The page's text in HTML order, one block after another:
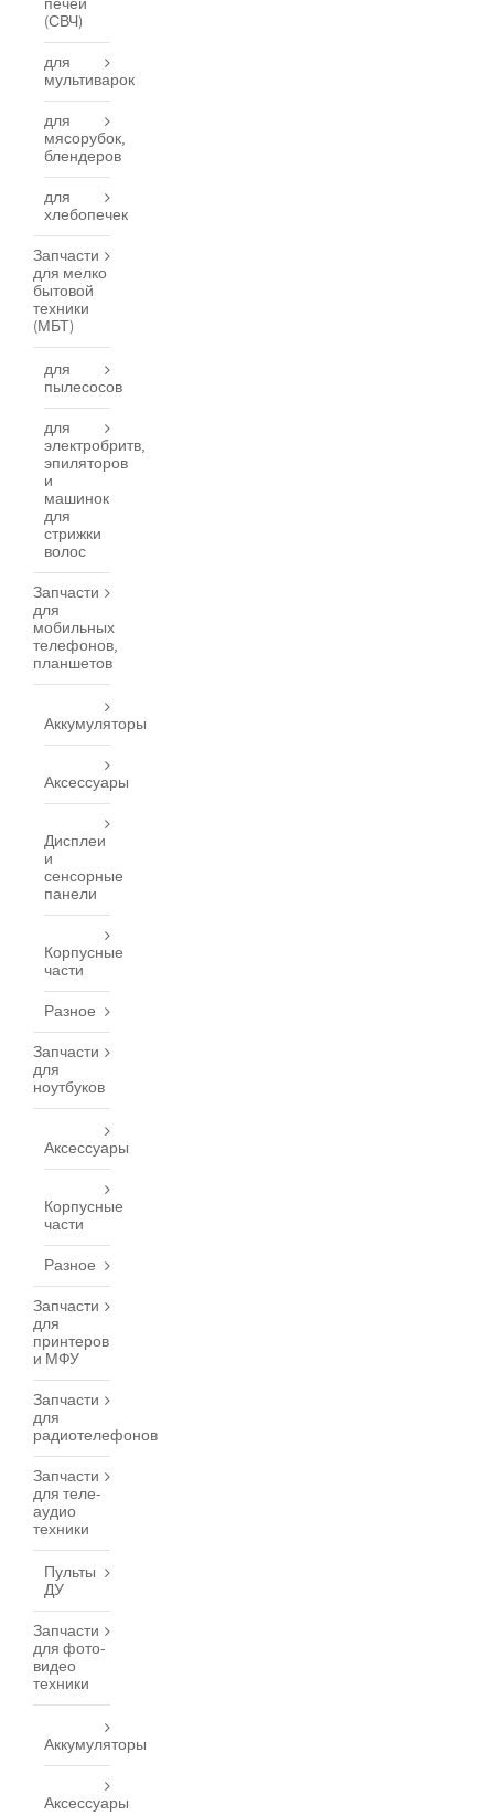
печей
(СВЧ)
для
мультиварок
для
мясорубок,
блендеров
для
хлебопечек
Запчасти
для мелко
бытовой
техники
(МБТ)
для
пылесосов
для
электробритв,
эпиляторов
и
машинок
для
стрижки
волос
Запчасти
для
мобильных
телефонов,
планшетов
Аккумуляторы
Аксессуары
Дисплеи
и
сенсорные
панели
Корпусные
части
Разное
Запчасти
для
ноутбуков
Аксессуары
Корпусные
части
Разное
Запчасти
для
принтеров
и МФУ
Запчасти
для
радиотелефонов
Запчасти
для теле-
аудио
техники
Пульты
ДУ
Запчасти
для фото-
видео
техники
Аккумуляторы
Аксессуары